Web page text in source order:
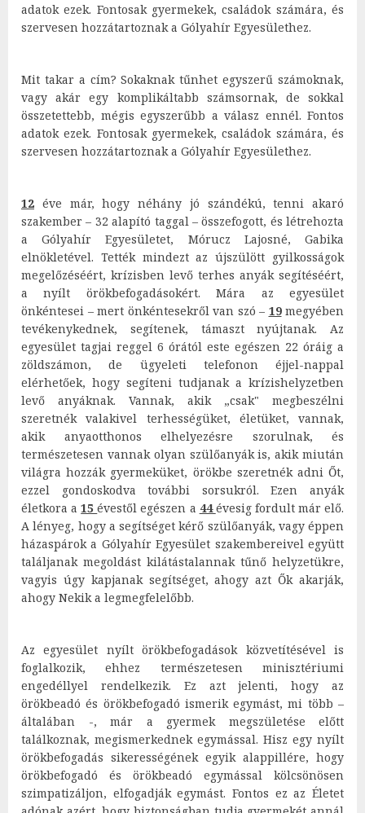
adatok ezek. Fontosak gyermekek, családok számára, és
szervesen hozzátartoznak a Gólyahír Egyesülethez.
Mit takar a cím? Sokaknak tűnhet egyszerű számoknak,
vagy akár egy komplikáltabb számsornak, de sokkal
összetettebb, mégis egyszerűbb a válasz ennél. Fontos
adatok ezek. Fontosak gyermekek, családok számára, és
szervesen hozzátartoznak a Gólyahír Egyesülethez.
12 éve már, hogy néhány jó szándékú, tenni akaró
szakember – 32 alapító taggal – összefogott, és létrehozta
a Gólyahír Egyesületet, Mórucz Lajosné, Gabika
elnökletével. Tették mindezt az újszülött gyilkosságok
megelőzéséért, krízisben levő terhes anyák segítéséért,
a nyílt örökbefogadásokért. Mára az egyesület
önkéntesei – mert önkéntesekről van szó – 19megyében
tevékenykednek, segítenek, támaszt nyújtanak. Az
egyesület tagjai reggel 6 órától este egészen 22 óráig a
zöldszámon, de ügyeleti telefonon éjjel-nappal
elérhetőek, hogy segíteni tudjanak a krízishelyzetben
levő anyáknak. Vannak, akik „csak" megbeszélni
szeretnék valakivel terhességüket, életüket, vannak,
akik anyaotthonos elhelyezésre szorulnak, és
természetesen vannak olyan szülőanyák is, akik miután
világra hozzák gyermeküket, örökbe szeretnék adni Őt,
ezzel gondoskodva további sorsukról. Ezen anyák
életkora a15évestől egészen a 44évesig fordult már elő.
A lényeg, hogy a segítséget kérő szülőanyák, vagy éppen
házaspárok a Gólyahír Egyesület szakembereivel együtt
találjanak megoldást kilátástalannak tűnő helyzetükre,
vagyis úgy kapjanak segítséget, ahogy azt Ők akarják,
ahogy Nekik a legmegfelelőbb.
Az egyesület nyílt örökbefogadások közvetítésével is
foglalkozik, ehhez természetesen minisztériumi
engedéllyel rendelkezik. Ez azt jelenti, hogy az
örökbeadó és örökbefogadó ismerik egymást, mi több –
általában -, már a gyermek megszületése előtt
találkoznak, megismerkednek egymással. Hisz egy nyílt
örökbefogadás sikerességének egyik alappillére, hogy
örökbefogadó és örökbeadó egymással kölcsönösen
szimpatizáljon, elfogadják egymást. Fontos ez az Életet